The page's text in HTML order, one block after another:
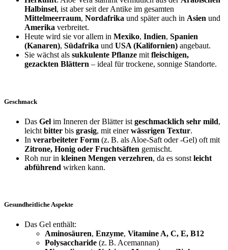
Halbinsel, ist aber seit der Antike im gesamten
Mittelmeerraum, Nordafrika und später auch in Asien und
Amerika verbreitet.
Heute wird sie vor allem in Mexiko, Indien, Spanien
(Kanaren), Südafrika und USA (Kalifornien) angebaut.
Sie wächst als sukkulente Pflanze mit fleischigen,
gezackten Blättern – ideal für trockene, sonnige Standorte.
Geschmack
Das Gel im Inneren der Blätter ist geschmacklich sehr mild,
leicht bitter bis grasig, mit einerwässrigen Textur.
In verarbeiteter Form (z. B. als Aloe-Saft oder -Gel) oft mit
Zitrone, Honig oder Fruchtsäften gemischt.
Roh nur in kleinen Mengen verzehren, da es sonst leicht
abführend wirken kann.
Gesundheitliche Aspekte
Das Gel enthält:
Aminosäuren, Enzyme, Vitamine A, C, E, B12
Polysaccharide (z. B. Acemannan)